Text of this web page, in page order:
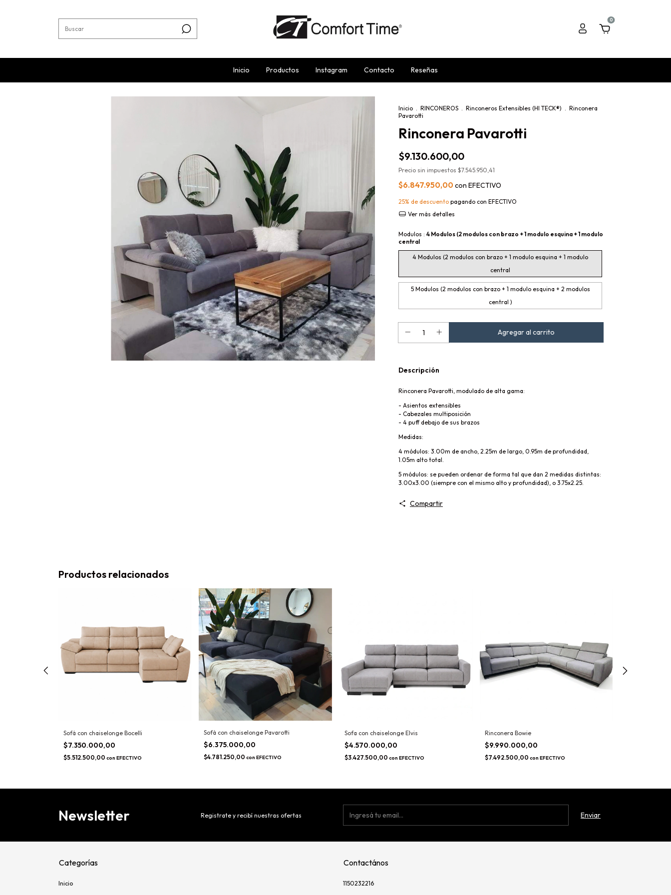
0
Inicio Productos Instagram Contacto Reseñas
Inicio RINCONEROS Rinconeros Extensibles (HI TECK®)
Rinconera
Pavarotti
Rinconera Pavarotti
$9.130.600,00
Precio sin impuestos $7.545.950,41
$6.847.950,00con EFECTIVO
25% de descuento pagando con EFECTIVO
Ver más detalles
Modulos : 4 Modulos (2 modulos con brazo + 1 modulo esquina + 1 modulo
central
4 Modulos (2 modulos con brazo + 1 modulo esquina + 1 modulo
central
5 Modulos (2 modulos con brazo + 1 modulo esquina + 2 modulos
central )
Descripción
Rinconera Pavarotti, modulado de alta gama:
- Asientos extensibles
- Cabezales multiposición
- 4 puff debajo de sus brazos
Medidas:
4 módulos: 3.00m de ancho, 2.25m de largo, 0.95m de profundidad,
1.05m alto total.
5 módulos: se pueden ordenar de forma tal que dan 2 medidas distintas:
3.00x3.00 (siempre con el mismo alto y profundidad), o 3.75x2.25.
Compartir
Productos relacionados
Sofá con chaiselonge Bocelli
$7.350.000,00
$5.512.500,00 con EFECTIVO
Sofá con chaiselonge Pavarotti
$6.375.000,00
$4.781.250,00con EFECTIVO
Sofa con chaiselonge Elvis
$4.570.000,00
$3.427.500,00 con EFECTIVO
Rinconera Bowie
$9.990.000,00
$7.492.500,00 con EFECTIVO
Newsletter Registrate y recibí nuestras ofertas
Categorías
Inicio
Contactános
1150232216